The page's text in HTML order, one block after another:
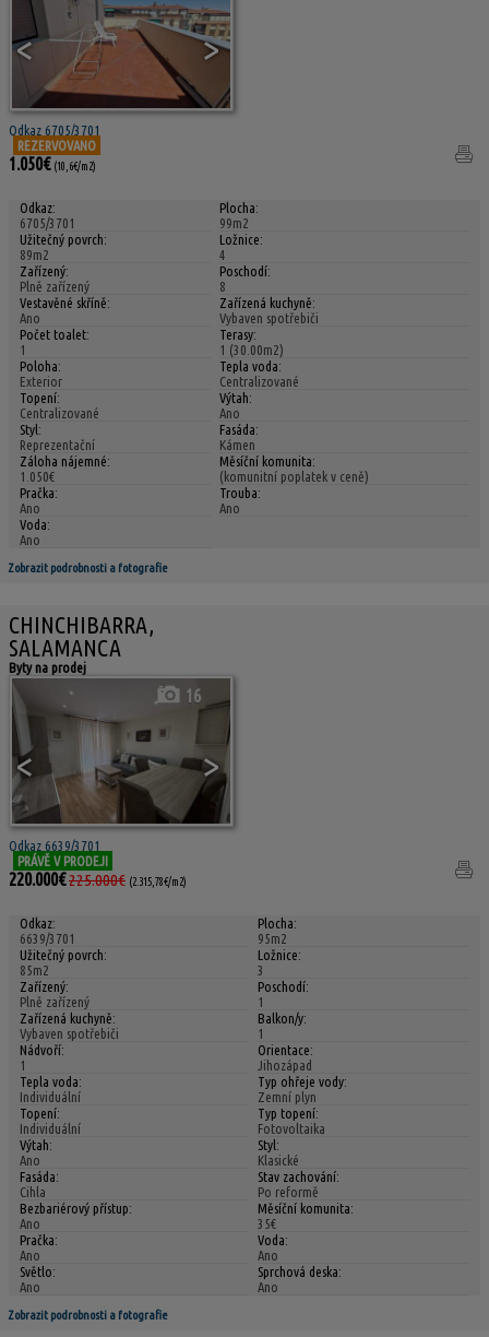
< >
Odkaz 6705/3701
REZERVOVANO
1.050€ (10,6€/m2)
Odkaz:
6705/3701
Plocha:
99m2
Užitečný povrch:
89m2
Ložnice:
4
Zařízený:
Plně zařízený
Poschodí:
8
Vestavěné skříně:
Ano
Zařízená kuchyně:
Vybaven spotřebiči
Počet toalet:
1
Terasy:
1 (30.00m2)
Poloha:
Exterior
Tepla voda:
Centralizované
Topení:
Centralizované
Výtah:
Ano
Styl:
Reprezentační
Fasáda:
Kámen
Záloha nájemné:
1.050€
Měsíční komunita:
(komunitní poplatek v ceně)
Pračka:
Ano
Trouba:
Ano
Voda:
Ano
Zobrazit podrobnosti a fotografie
CHINCHIBARRA,
SALAMANCA
Byty na prodej
< >
16
Odkaz 6639/3701
PRÁVĚ V PRODEJI
220.000€225.000€ (2.315,78€/m2)
Odkaz:
6639/3701
Plocha:
95m2
Užitečný povrch:
85m2
Ložnice:
3
Zařízený:
Plně zařízený
Poschodí:
1
Zařízená kuchyně:
Vybaven spotřebiči
Balkon/y:
1
Nádvoří:
1
Orientace:
Jihozápad
Tepla voda:
Individuální
Typ ohřeje vody:
Zemní plyn
Topení:
Individuální
Typ topení:
Fotovoltaika
Výtah:
Ano
Styl:
Klasické
Fasáda:
Cihla
Stav zachování:
Po reformě
Bezbariérový přístup:
Ano
Měsíční komunita:
35€
Pračka:
Ano
Voda:
Ano
Světlo:
Ano
Sprchová deska:
Ano
Zobrazit podrobnosti a fotografie